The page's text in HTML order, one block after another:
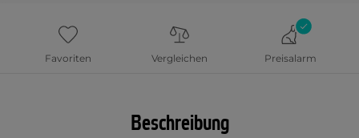
Favoriten Vergleichen Preisalarm
Beschreibung